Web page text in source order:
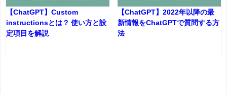
【ChatGPT】Custom
instructionsとは？ 使い方と設
定項目を解説
【ChatGPT】2022年以降の最
新情報をChatGPTで質問する方
法